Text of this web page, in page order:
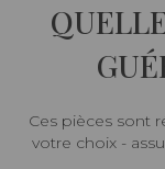
Ces pièces sont
votre choix -